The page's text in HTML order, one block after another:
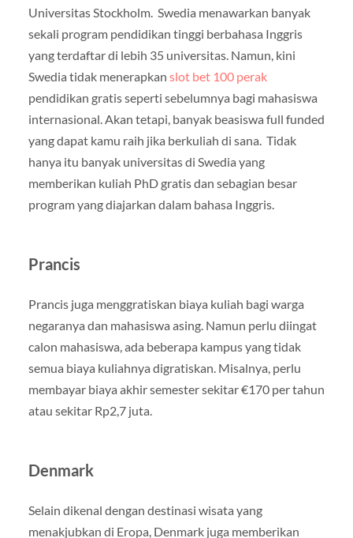
Universitas Stockholm. Swedia menawarkan banyak
sekali program pendidikan tinggi berbahasa Inggris
yang terdaftar di lebih 35 universitas. Namun, kini
Swedia tidak menerapkan slot bet 100 perak
pendidikan gratis seperti sebelumnya bagi mahasiswa
internasional. Akan tetapi, banyak beasiswa full funded
yang dapat kamu raih jika berkuliah di sana. Tidak
hanya itu banyak universitas di Swedia yang
memberikan kuliah PhD gratis dan sebagian besar
program yang diajarkan dalam bahasa Inggris.
Prancis
Prancis juga menggratiskan biaya kuliah bagi warga
negaranya dan mahasiswa asing. Namun perlu diingat
calon mahasiswa, ada beberapa kampus yang tidak
semua biaya kuliahnya digratiskan. Misalnya, perlu
membayar biaya akhir semester sekitar €170 per tahun
atau sekitar Rp2,7 juta.
Denmark
Selain dikenal dengan destinasi wisata yang
menakjubkan di Eropa, Denmark juga memberikan